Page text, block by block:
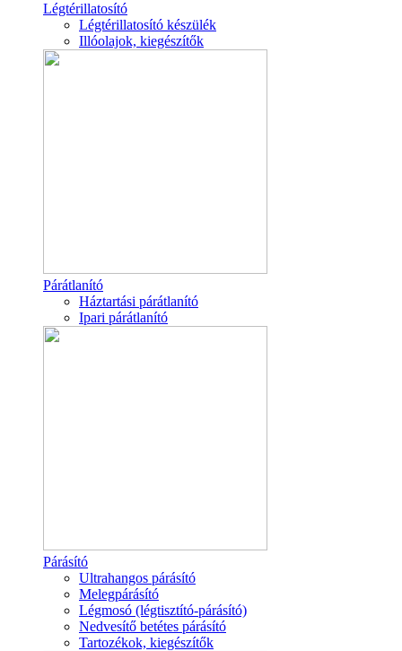
Légtérillatosító
Légtérillatosító készülék
Illóolajok, kiegészítők
Párátlanító
Háztartási párátlanító
Ipari párátlanító
Párásító
Ultrahangos párásító
Melegpárásító
Légmosó (légtisztító-párásító)
Nedvesítő betétes párásító
Tartozékok, kiegészítők